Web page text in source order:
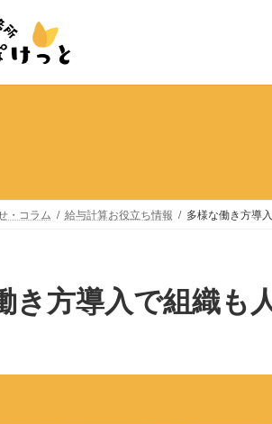
・コラム 給与計算お役立ち情報 多様な働き方導
き方導入で組織も